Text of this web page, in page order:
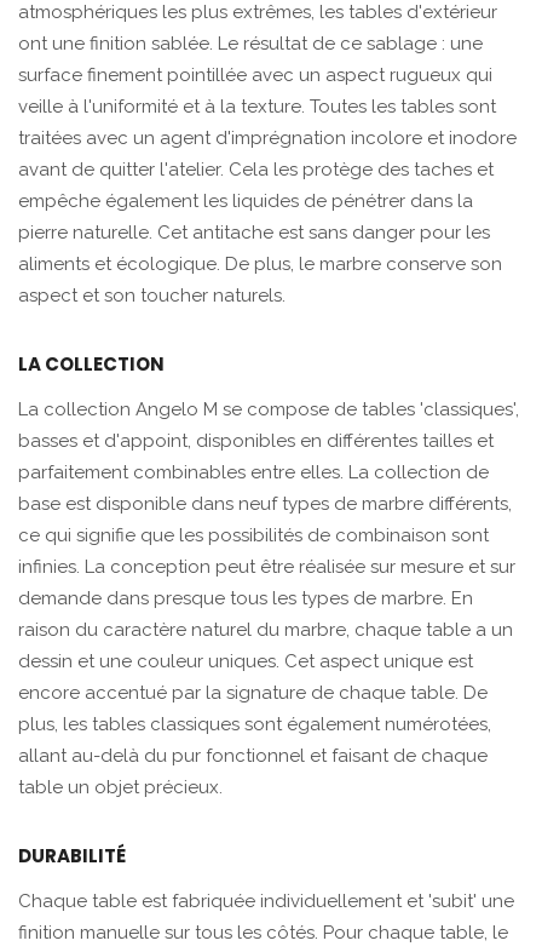
atmosphériques les plus extrêmes, les tables d'extérieur
ont une finition sablée. Le résultat de ce sablage : une
surface finement pointillée avec un aspect rugueux qui
veille à l'uniformité et à la texture. Toutes les tables sont
traitées avec un agent d'imprégnation incolore et inodore
avant de quitter l'atelier. Cela les protège des taches et
empêche également les liquides de pénétrer dans la
pierre naturelle. Cet antitache est sans danger pour les
aliments et écologique. De plus, le marbre conserve son
aspect et son toucher naturels.
LA COLLECTION
La collection Angelo M se compose de tables 'classiques',
basses et d'appoint, disponibles en différentes tailles et
parfaitement combinables entre elles. La collection de
base est disponible dans neuf types de marbre différents,
ce qui signifie que les possibilités de combinaison sont
infinies. La conception peut être réalisée sur mesure et sur
demande dans presque tous les types de marbre. En
raison du caractère naturel du marbre, chaque table a un
dessin et une couleur uniques. Cet aspect unique est
encore accentué par la signature de chaque table. De
plus, les tables classiques sont également numérotées,
allant au-delà du pur fonctionnel et faisant de chaque
table un objet précieux.
DURABILITÉ
Chaque table est fabriquée individuellement et 'subit' une
finition manuelle sur tous les côtés. Pour chaque table, le